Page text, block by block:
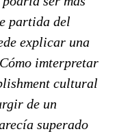
partida del
explicar una
imterpretar
cultural
de un
superado